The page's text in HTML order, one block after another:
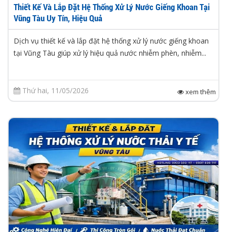
Thiết Kế Và Lắp Đặt Hệ Thống Xử Lý Nước Giếng Khoan Tại
Vũng Tàu Uy Tín, Hiệu Quả
Dịch vụ thiết kế và lắp đặt hệ thống xử lý nước giếng khoan
tại Vũng Tàu giúp xử lý hiệu quả nước nhiễm phèn, nhiễm...
Thứ hai, 11/05/2026 xem thêm